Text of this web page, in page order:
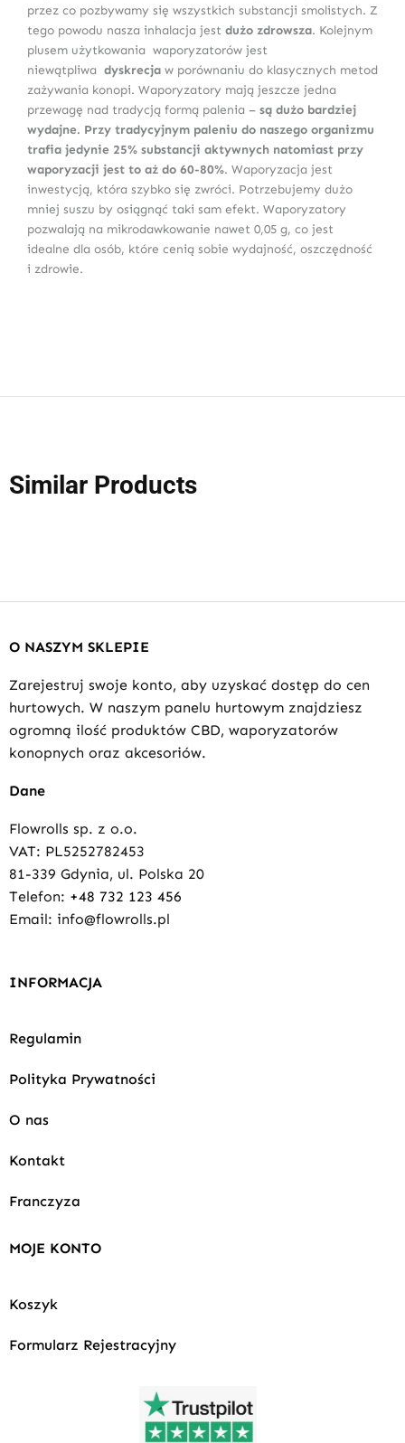
przez co pozbywamy się wszystkich substancji smolistych. Z
tego powodu nasza inhalacja jest dużo zdrowsza. Kolejnym
plusem użytkowania waporyzatorów jest
niewątpliwa dyskrecja w porównaniu do klasycznych metod
zażywania konopi. Waporyzatory mają jeszcze jedna
przewagę nad tradycją formą palenia – są dużo bardziej
wydajne. Przy tradycyjnym paleniu do naszego organizmu
trafia jedynie 25% substancji aktywnych natomiast przy
waporyzacji jest to aż do 60-80%. Waporyzacja jest
inwestycją, która szybko się zwróci. Potrzebujemy dużo
mniej suszu by osiągnąć taki sam efekt. Waporyzatory
pozwalają na mikrodawkowanie nawet 0,05 g, co jest
idealne dla osób, które cenią sobie wydajność, oszczędność
i zdrowie.
Similar Products
O NASZYM SKLEPIE
Zarejestruj swoje konto, aby uzyskać dostęp do cen
hurtowych. W naszym panelu hurtowym znajdziesz
ogromną ilość produktów CBD, waporyzatorów
konopnych oraz akcesoriów.
Dane
Flowrolls sp. z o.o.
VAT: PL5252782453
81-339 Gdynia, ul. Polska 20
Telefon: +48 732 123 456
Email: info@flowrolls.pl
INFORMACJA
Regulamin
Polityka Prywatności
O nas
Kontakt
Franczyza
MOJE KONTO
Koszyk
Formularz Rejestracyjny